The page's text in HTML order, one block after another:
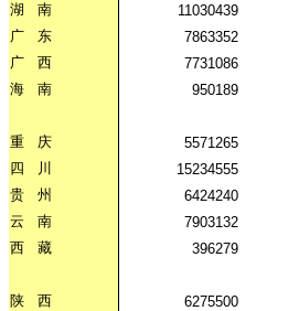
湖
南 11030439
广
东 7863352
广
西 7731086
海
南 950189
重 庆 5571265
四
川 15234555
贵
州 6424240
云
南 7903132
西
藏 396279
陕 西 6275500